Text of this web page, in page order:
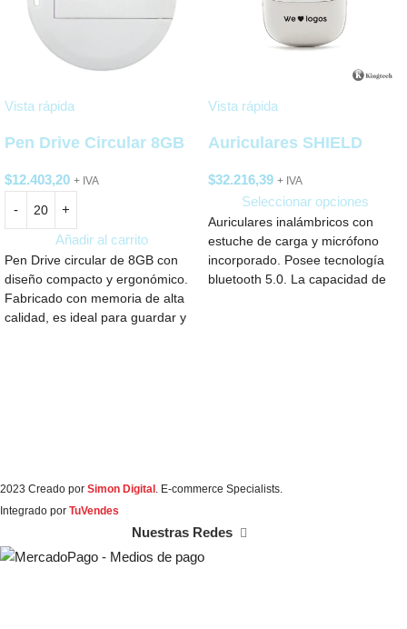
Vista rápida
Pen Drive Circular 8GB
$12.403,20 + IVA
Añadir al carrito
Pen Drive circular de 8GB con
diseño compacto y ergonómico.
Fabricado con memoria de alta
calidad, es ideal para guardar y
Vista rápida
Auriculares SHIELD
$32.216,39 + IVA
Seleccionar opciones
Auriculares inalámbricos con
estuche de carga y micrófono
incorporado. Posee tecnología
bluetooth 5.0. La capacidad de
2023 Creado por Simon Digital . E-commerce Specialists.
Integrado por TuVendes
Nuestras Redes